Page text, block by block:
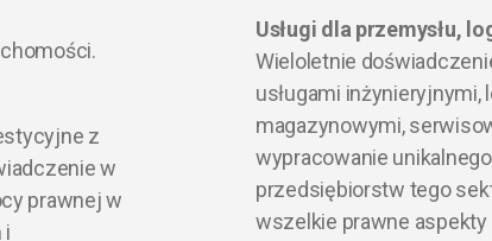
z
w
prawnej w
i
Usługi dla przemysłu,
Wieloletnie
usługami
magazynowymi,
wypracowanie
przedsiębiorstw tego
wszelkie prawne